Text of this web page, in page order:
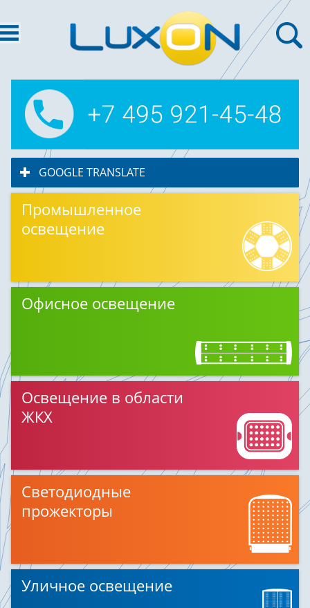
GOOGLE TRANSLATE
Промышленное
освещение
Офисное освещение
Освещение в области
ЖКХ
Светодиодные
прожекторы
Уличное освещение